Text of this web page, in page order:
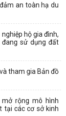
an toàn hạ du
hộ gia đình,
đang sử dụng đất
tham gia Bản đồ
rộng mô hình
tại các cơ sở kinh